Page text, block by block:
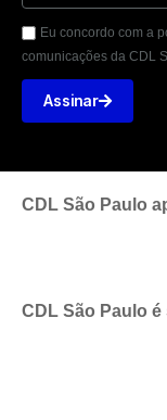
Eu concordo com a
comunicações da CDL
Assinar
CDL São Paulo
CDL São Paulo